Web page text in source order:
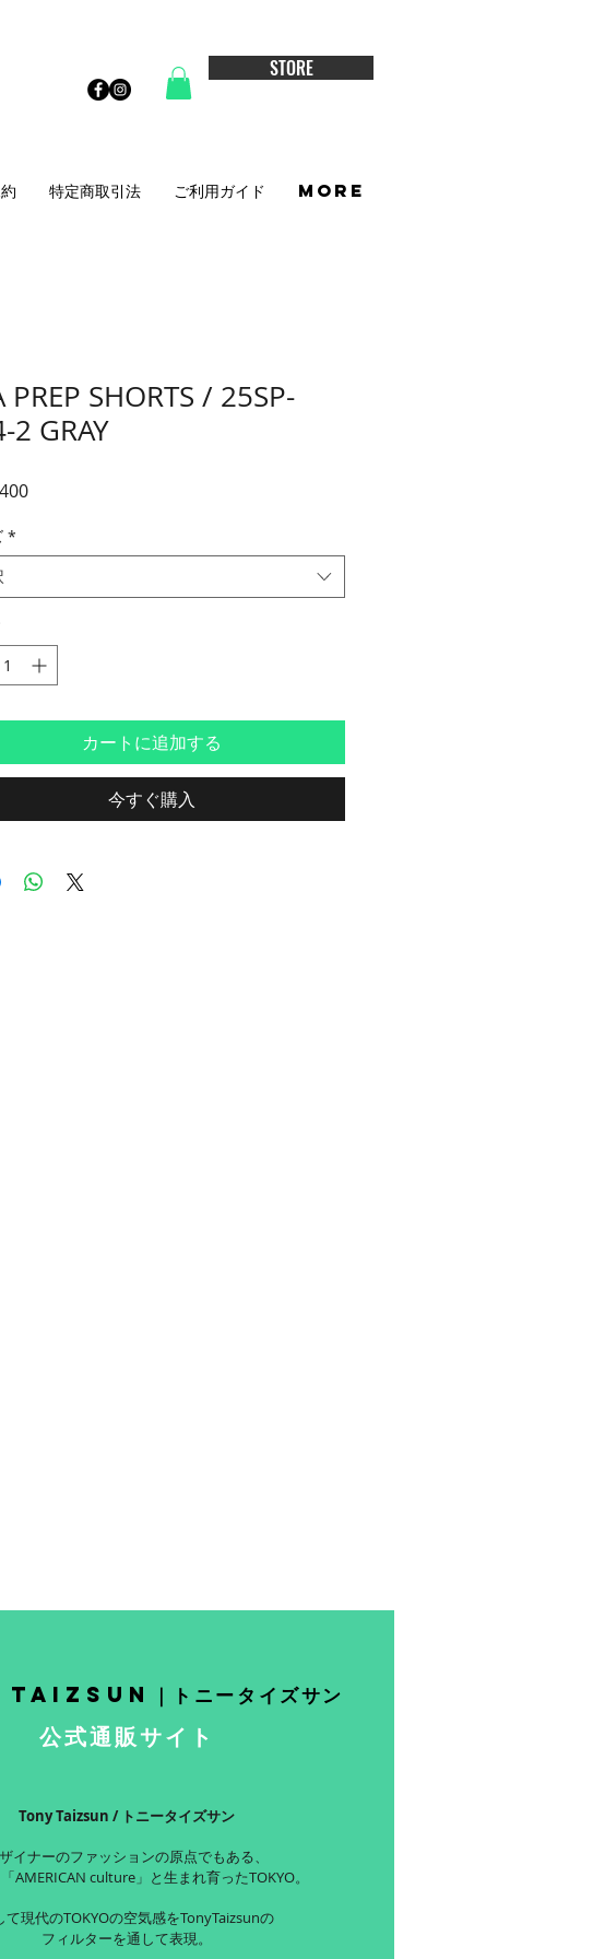
STORE
特定商取引法 ご利用ガイド More
PREP SHORTS / 25SP-
2 GRAY
価
*
カートに追加する
今すぐ購入
｜トニータイズサン
公式通販サイト
Tony Taizsun / トニータイズサン
イナーのファッションの原点でもある、
AMERICAN culture」と生まれ育ったTOKYO。
て現代のTOKYOの空気感をTonyTaizsunの
フィルターを通して表現。